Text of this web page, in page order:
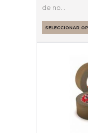
de no…
SELECCIONAR